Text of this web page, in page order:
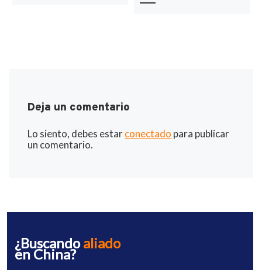
Deja un comentario
Lo siento, debes estarconectado para publicar
un comentario.
¿Buscandoaliado
en China?